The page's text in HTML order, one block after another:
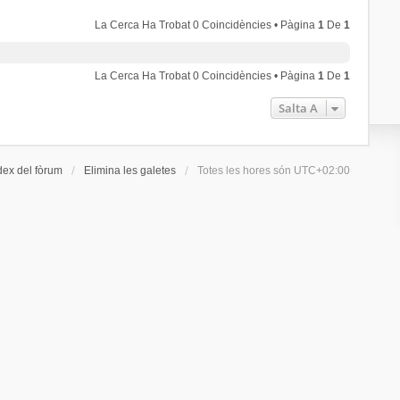
La Cerca Ha Trobat 0 Coincidències • Pàgina1 De1
La Cerca Ha Trobat 0 Coincidències • Pàgina1 De1
Salta A
del fòrum Elimina les galetes Totes les hores són UTC+02:00